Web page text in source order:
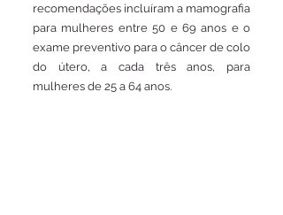
recomendações incluíram a mamografia
para mulheres entre 50 e 69 anos e o
exame preventivo para o câncer de colo
do útero, a cada três anos, para
mulheres de 25 a 64 anos.